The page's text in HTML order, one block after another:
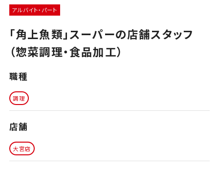
アルバイト・パート
「角上魚類」スーパーの店舗スタッフ
（惣菜調理・食品加工）
職種
調理
店舗
大宮店